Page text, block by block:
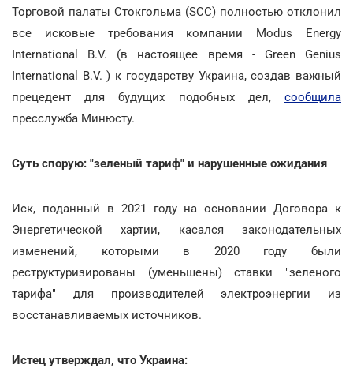
Торговой палаты Стокгольма (SCC) полностью отклонил
все исковые требования компании Modus Energy
International B.V. (в настоящее время - Green Genius
International B.V. ) к государству Украина, создав важный
прецедент для будущих подобных дел, сообщила
пресслужба Минюсту.
Суть спорую: "зеленый тариф" и нарушенные ожидания
Иск, поданный в 2021 году на основании Договора к
Энергетической хартии, касался законодательных
изменений, которыми в 2020 году были
реструктуризированы (уменьшены) ставки "зеленого
тарифа" для производителей электроэнергии из
восстанавливаемых источников.
Истец утверждал, что Украина: